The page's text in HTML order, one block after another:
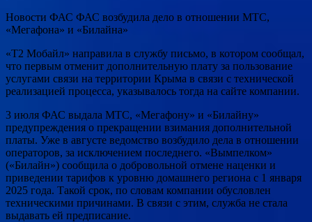
Новости ФАС ФАС возбудила дело в отношении МТС,
«Мегафона» и «Билайна»
«Т2 Мобайл» направила в службу письмо, в котором сообщал,
что первым отменит дополнительную плату за пользование
услугами связи на территории Крыма в связи с технической
реализацией процесса, указывалось тогда на сайте компании.
3 июля ФАС выдала МТС, «Мегафону» и «Билайну»
предупреждения о прекращении взимания дополнительной
платы. Уже в августе ведомство возбудило дела в отношении
операторов, за исключением последнего. «Вымпелком»
(«Билайн») сообщила о добровольной отмене наценки и
приведении тарифов к уровню домашнего региона с 1 января
2025 года. Такой срок, по словам компании обусловлен
техническими причинами. В связи с этим, служба не стала
выдавать ей предписание.